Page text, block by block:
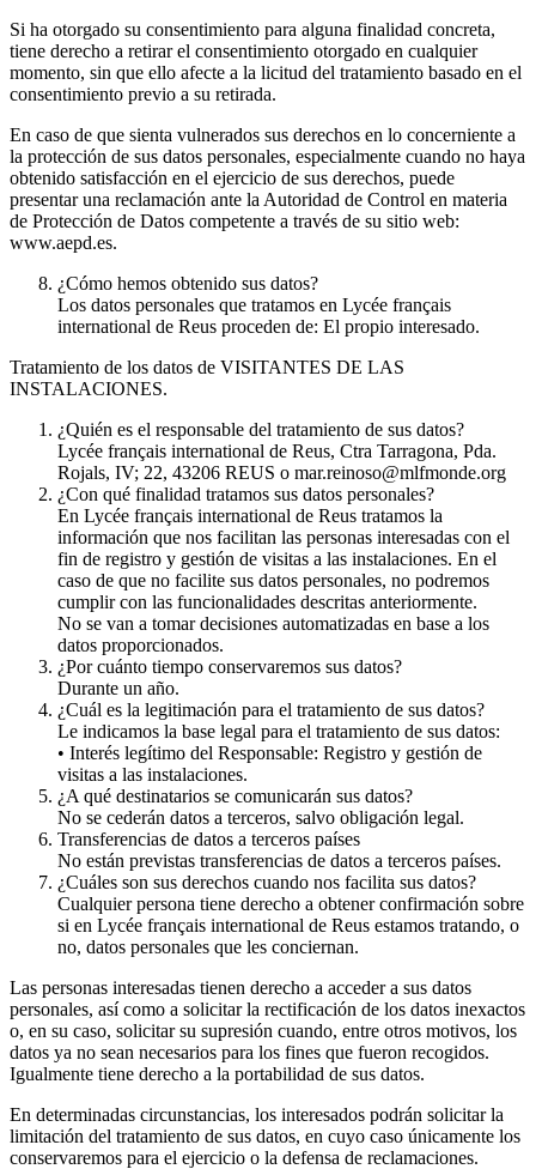
Si ha otorgado su consentimiento para alguna finalidad concreta,
tiene derecho a retirar el consentimiento otorgado en cualquier
momento, sin que ello afecte a la licitud del tratamiento basado en el
consentimiento previo a su retirada.
En caso de que sienta vulnerados sus derechos en lo concerniente a
la protección de sus datos personales, especialmente cuando no haya
obtenido satisfacción en el ejercicio de sus derechos, puede
presentar una reclamación ante la Autoridad de Control en materia
de Protección de Datos competente a través de su sitio web:
www.aepd.es.
¿Cómo hemos obtenido sus datos?
Los datos personales que tratamos en Lycée français
international de Reus proceden de: El propio interesado.
Tratamiento de los datos de VISITANTES DE LAS
INSTALACIONES.
¿Quién es el responsable del tratamiento de sus datos?
Lycée français international de Reus, Ctra Tarragona, Pda.
Rojals, IV; 22, 43206 REUS o mar.reinoso@mlfmonde.org
¿Con qué finalidad tratamos sus datos personales?
En Lycée français international de Reus tratamos la
información que nos facilitan las personas interesadas con el
fin de registro y gestión de visitas a las instalaciones. En el
caso de que no facilite sus datos personales, no podremos
cumplir con las funcionalidades descritas anteriormente.
No se van a tomar decisiones automatizadas en base a los
datos proporcionados.
¿Por cuánto tiempo conservaremos sus datos?
Durante un año.
¿Cuál es la legitimación para el tratamiento de sus datos?
Le indicamos la base legal para el tratamiento de sus datos:
• Interés legítimo del Responsable: Registro y gestión de
visitas a las instalaciones.
¿A qué destinatarios se comunicarán sus datos?
No se cederán datos a terceros, salvo obligación legal.
Transferencias de datos a terceros países
No están previstas transferencias de datos a terceros países.
¿Cuáles son sus derechos cuando nos facilita sus datos?
Cualquier persona tiene derecho a obtener confirmación sobre
si en Lycée français international de Reus estamos tratando, o
no, datos personales que les conciernan.
Las personas interesadas tienen derecho a acceder a sus datos
personales, así como a solicitar la rectificación de los datos inexactos
o, en su caso, solicitar su supresión cuando, entre otros motivos, los
datos ya no sean necesarios para los fines que fueron recogidos.
Igualmente tiene derecho a la portabilidad de sus datos.
En determinadas circunstancias, los interesados podrán solicitar la
limitación del tratamiento de sus datos, en cuyo caso únicamente los
conservaremos para el ejercicio o la defensa de reclamaciones.